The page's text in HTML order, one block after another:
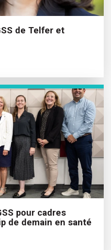
de Telfer et
pour cadres
de demain en santé